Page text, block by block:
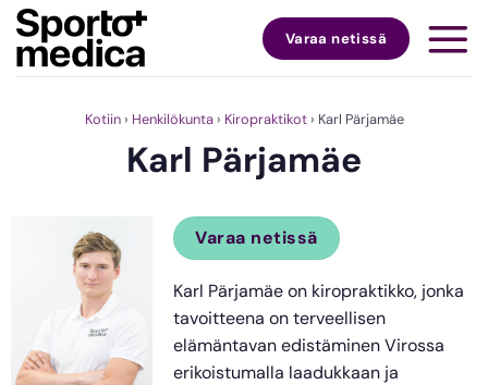
Skip
content
Varaa netissä
Kotiin › Henkilökunta › Kiropraktikot › Karl Pärjamäe
Karl Pärjamäe
Varaa netissä
Karl Pärjamäe on kiropraktikko, jonka
tavoitteena on terveellisen
elämäntavan edistäminen Virossa
erikoistumalla laadukkaan ja